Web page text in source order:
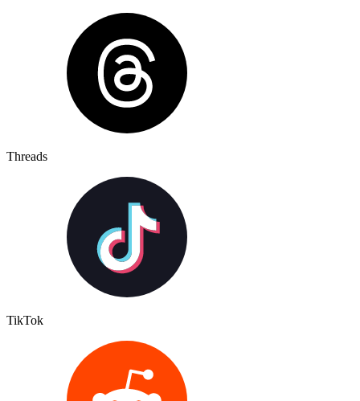
Threads
TikTok